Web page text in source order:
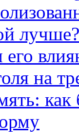
лучше?
на
как